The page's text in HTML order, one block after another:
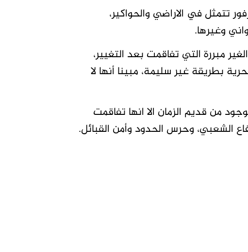
تتمثل في الاراضي والحواكير،
وغيرها.
مبررة التي تفاقمت بعد التغيير،
بطريقة غير سليمة، مبينا أنها لا
من قديم الزمان الا انها تفاقمت